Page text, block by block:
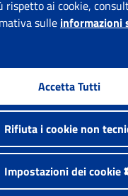
Legale : Via Ciro il
Roma
Apre una nuova
Apre una
Whatsapp:
www.inps.gov.it © 1997-
Istituto Nazionale
rispetto ai cookie,
sulle informazioni
Accetta Tutti
Rifiuta i cookie non
Impostazioni dei cookie